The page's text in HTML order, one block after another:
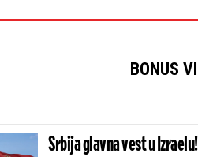
BONUS
Srbija glavna vest u